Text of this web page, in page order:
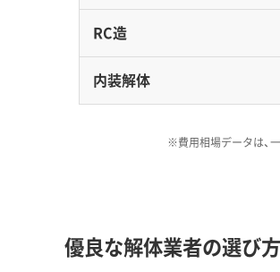
天然ガス・ヨウ素産業
長生村の解体工事で最も注
多い本郷、薮塚、七井土といっ
RC造
内装解体
※費用相場データは、
優良な解体業者の選び方